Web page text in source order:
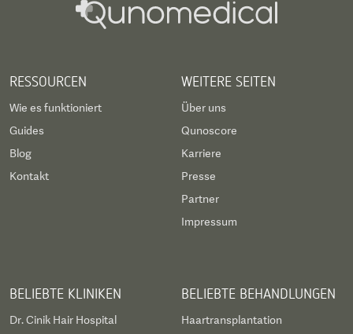
RESSOURCEN
Wie es funktioniert
Guides
Blog
Kontakt
WEITERE SEITEN
Über uns
Qunoscore
Karriere
Presse
Partner
Impressum
BELIEBTE KLINIKEN
Dr. Cinik Hair Hospital
BELIEBTE BEHANDLUNGEN
Haartransplantation